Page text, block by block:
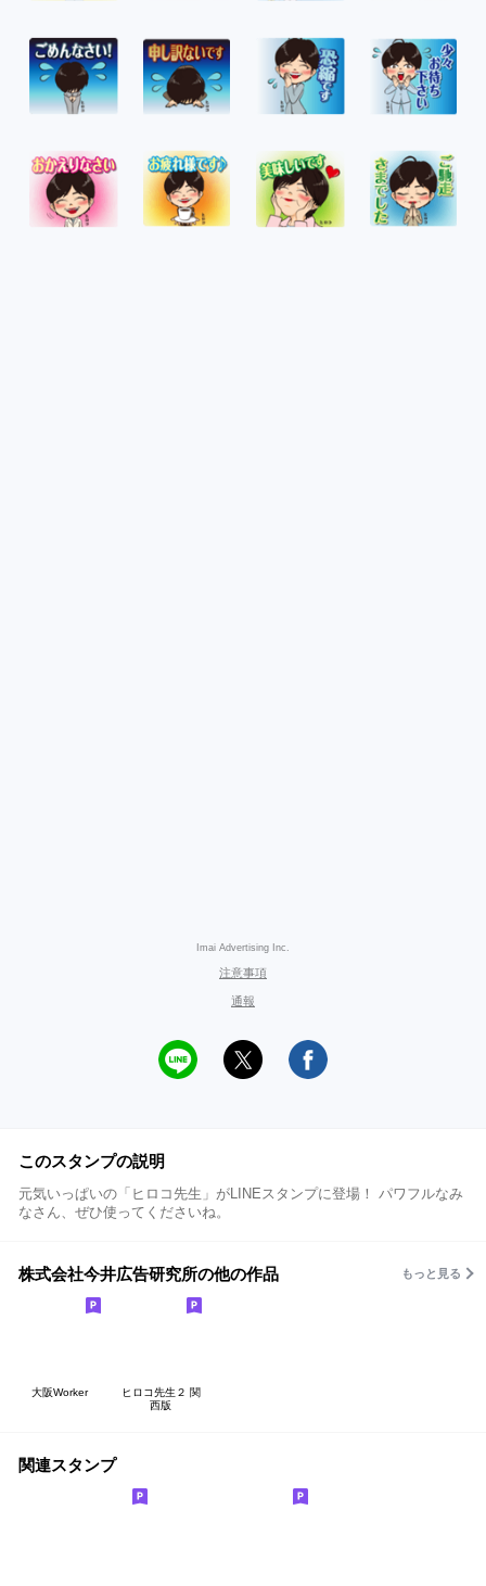
Imai Advertising Inc.
注意事項
通報
このスタンプの説明
元気いっぱいの「ヒロコ先生」がLINEスタンプに登場！ パワフルなみ
なさん、ぜひ使ってくださいね。
株式会社今井広告研究所の他の作品 もっと見る
大阪Worker
ヒロコ先生２ 関
西版
関連スタンプ